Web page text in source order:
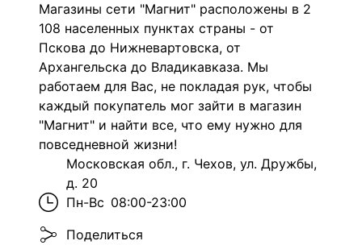
Магазины сети "Магнит" расположены в 2
108 населенных пунктах страны - от
Пскова до Нижневартовска, от
Архангельска до Владикавказа. Мы
работаем для Вас, не покладая рук, чтобы
каждый покупатель мог зайти в магазин
"Магнит" и найти все, что ему нужно для
повседневной жизни!
Московская обл., г. Чехов, ул. Дружбы,
д. 20
Пн-Вс 08:00-23:00
Поделиться